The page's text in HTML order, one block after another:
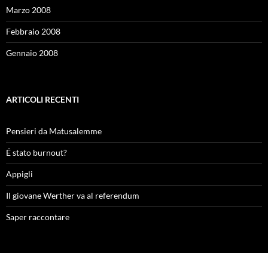
Marzo 2008
Febbraio 2008
Gennaio 2008
ARTICOLI RECENTI
Pensieri da Matusalemme
É stato burnout?
Appigli
Il giovane Werther va al referendum
Saper raccontare